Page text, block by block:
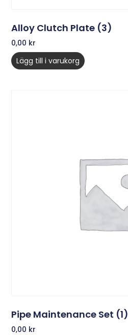
Alloy Clutch Plate (3)
0,00 kr
Lägg till i varukorg
Pipe Maintenance Set (1)
0,00 kr